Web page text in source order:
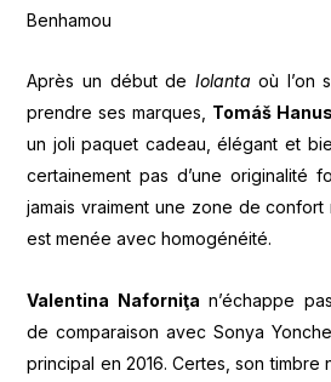
Benhamou
Après un début de Iolanta où l’on
prendre ses marques, Tomáš Hanus
un joli paquet cadeau, élégant et
certainement pas d’une originalité
jamais vraiment une zone de confort
est menée avec homogénéité.
Valentina Naforniţa n’échappe
de comparaison avec Sonya
principal en 2016. Certes, son timbre